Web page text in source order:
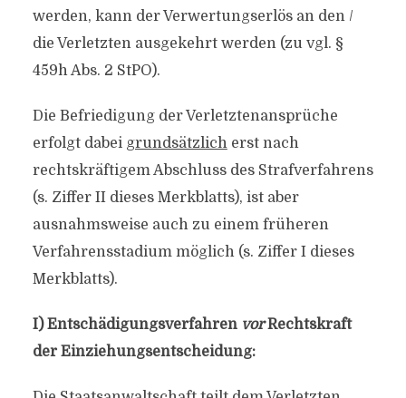
werden, kann der Verwertungserlös an den /
die Verletzten ausgekehrt werden (zu vgl. §
459h Abs. 2 StPO).
Die Befriedigung der Verletztenansprüche
erfolgt dabei grundsätzlicherst nach
rechtskräftigem Abschluss des Strafverfahrens
(s. Ziffer II dieses Merkblatts), ist aber
ausnahmsweise auch zu einem früheren
Verfahrensstadium möglich (s. Ziffer I dieses
Merkblatts).
I) Entschädigungsverfahren vor Rechtskraft
der Einziehungsentscheidung: